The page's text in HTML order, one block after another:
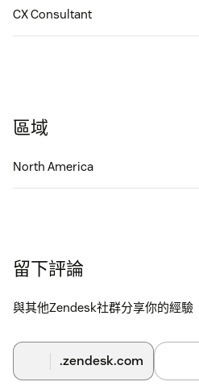
CX Consultant
區域
North America
留下評論
與其他Zendesk社群分享你的經驗
.zendesk.com